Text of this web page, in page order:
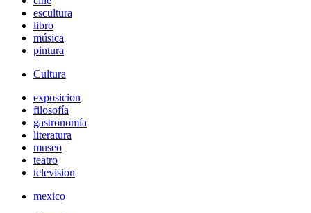
escultura
libro
música
pintura
Cultura
exposicion
filosofía
gastronomía
literatura
museo
teatro
television
mexico